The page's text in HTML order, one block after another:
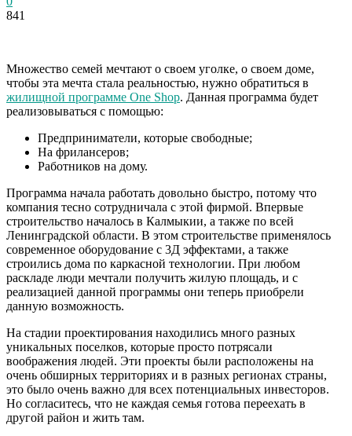
841
Множество семей мечтают о своем уголке, о своем доме,
чтобы эта мечта стала реальностью, нужно обратиться в
жилищной программе One Shop. Данная программа будет
реализовываться с помощью:
Предприниматели, которые свободные;
На фрилансеров;
Работников на дому.
Программа начала работать довольно быстро, потому что
компания тесно сотрудничала с этой фирмой. Впервые
строительство началось в Калмыкии, а также по всей
Ленинградской области. В этом строительстве применялось
современное оборудование с 3Д эффектами, а также
строились дома по каркасной технологии. При любом
раскладе люди мечтали получить жилую площадь, и с
реализацией данной программы они теперь приобрели
данную возможность.
На стадии проектирования находились много разных
уникальных поселков, которые просто потрясали
воображения людей. Эти проекты были расположены на
очень обширных территориях и в разных регионах страны,
это было очень важно для всех потенциальных инвесторов.
Но согласитесь, что не каждая семья готова переехать в
другой район и жить там.